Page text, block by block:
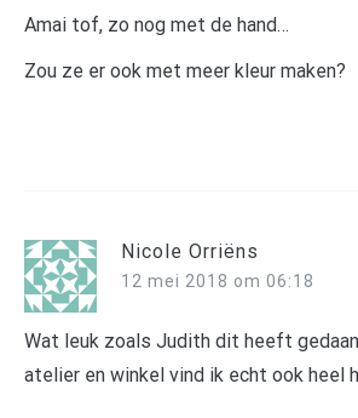
Amai tof, zo nog met de hand…
Zou ze er ook met meer kleur maken?
Nicole Orriëns
12 mei 2018 om 06:18
Wat leuk zoals Judith dit heeft
atelier en winkel vind ik echt ook heel